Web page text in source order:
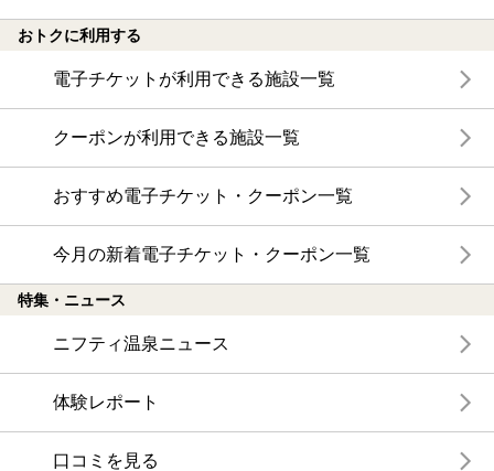
おトクに利用する
電子チケットが利用できる施設一覧
クーポンが利用できる施設一覧
おすすめ電子チケット・クーポン一覧
今月の新着電子チケット・クーポン一覧
特集・ニュース
ニフティ温泉ニュース
体験レポート
口コミを見る